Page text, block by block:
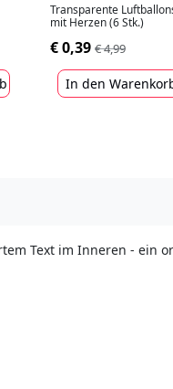
Transparente
mit Herzen (6 Stk.)
€ 0,39 € 4,99
In den
Text im Inneren - ein